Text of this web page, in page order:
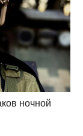
ночной